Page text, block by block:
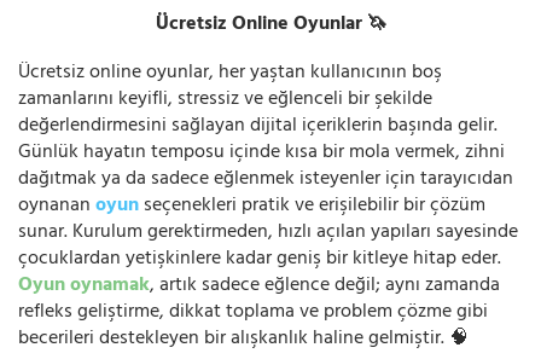
Ücretsiz Online Oyunlar 🦄
Ücretsiz online oyunlar, her yaştan kullanıcının boş
zamanlarını keyifli, stressiz ve eğlenceli bir şekilde
değerlendirmesini sağlayan dijital içeriklerin başında gelir.
Günlük hayatın temposu içinde kısa bir mola vermek, zihni
dağıtmak ya da sadece eğlenmek isteyenler için tarayıcıdan
oynananoyunseçenekleri pratik ve erişilebilir bir çözüm
sunar. Kurulum gerektirmeden, hızlı açılan yapıları sayesinde
çocuklardan yetişkinlere kadar geniş bir kitleye hitap eder.
Oyun oynamak, artık sadece eğlence değil; aynı zamanda
refleks geliştirme, dikkat toplama ve problem çözme gibi
becerileri destekleyen bir alışkanlık haline gelmiştir. 🧠